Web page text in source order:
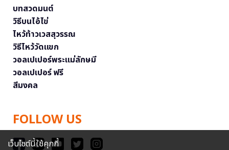
บทสวดมนต์
วิธีบนไอ้ไข่
ไหว้ท้าวเวสสุวรรณ
วิธีไหว้วัดแขก
วอลเปเปอร์พระแม่ลักษมี
วอลเปเปอร์ ฟรี
สีมงคล
FOLLOW US
เว็บไซต์นี้ใช้คุกกี้